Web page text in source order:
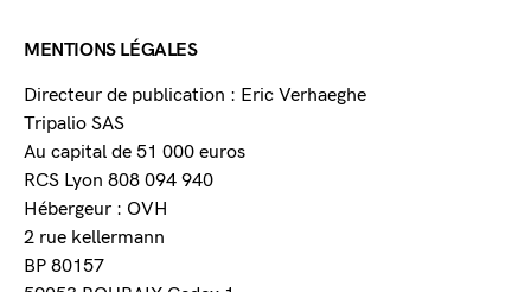
MENTIONS LÉGALES
Directeur de publication : Eric Verhaeghe
Tripalio SAS
Au capital de 51 000 euros
RCS Lyon 808 094 940
Hébergeur : OVH
2 rue kellermann
BP 80157